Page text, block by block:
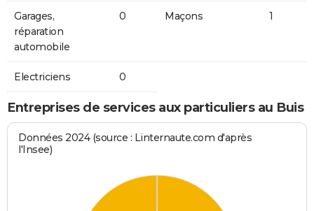
Garages,
réparation
automobile
0 Maçons 1
Electriciens 0
Entreprises de services aux particuliers au Buis
Données 2024 (source : Linternaute.com d'après
l'Insee)